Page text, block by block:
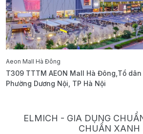
Aeon Mall Hà Đông
T309 TTTM AEON Mall Hà Đông,Tổ dân
Phường Dương Nội, TP Hà Nội
ELMICH - GIA DỤNG
CHUẨN XANH